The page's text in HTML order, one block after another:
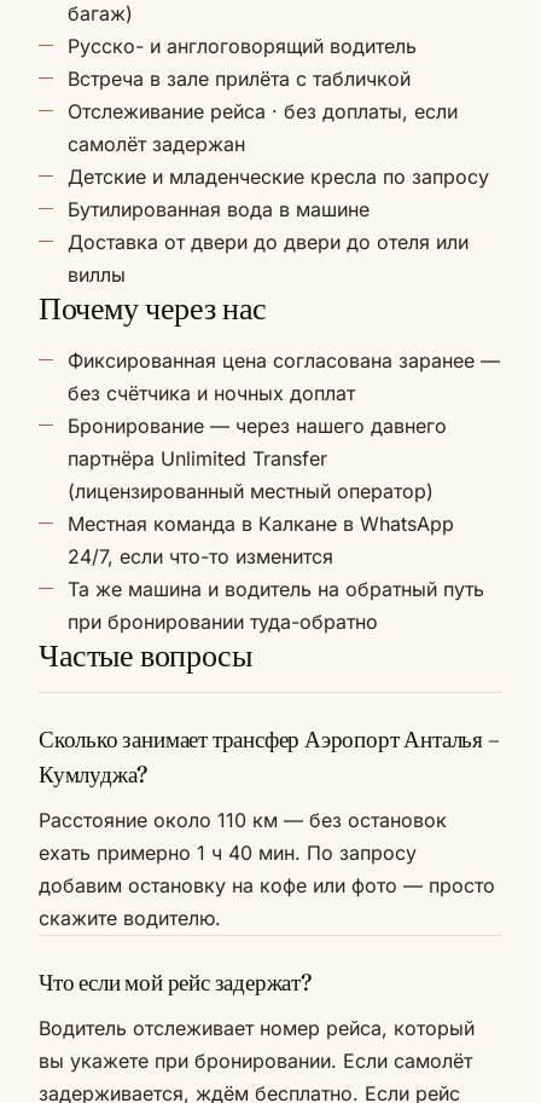
багаж)
Русско- и англоговорящий водитель
Встреча в зале прилёта с табличкой
Отслеживание рейса · без доплаты, если
самолёт задержан
Детские и младенческие кресла по запросу
Бутилированная вода в машине
Доставка от двери до двери до отеля или
виллы
Почему через нас
Фиксированная цена согласована заранее —
без счётчика и ночных доплат
Бронирование — через нашего давнего
партнёра Unlimited Transfer
(лицензированный местный оператор)
Местная команда в Калкане в WhatsApp
24/7, если что-то изменится
Та же машина и водитель на обратный путь
при бронировании туда-обратно
Частые вопросы
Сколько занимает трансфер Аэропорт Анталья –
Кумлуджа?
Расстояние около 110 км — без остановок
ехать примерно 1 ч 40 мин. По запросу
добавим остановку на кофе или фото — просто
скажите водителю.
Что если мой рейс задержат?
Водитель отслеживает номер рейса, который
вы укажете при бронировании. Если самолёт
задерживается, ждём бесплатно. Если рейс